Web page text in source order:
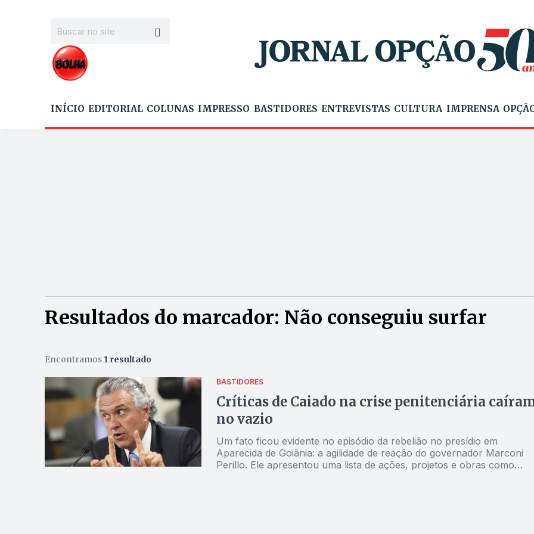
INÍCIO EDITORIAL COLUNAS IMPRESSO BASTIDORES ENTREVISTAS CULTURA IMPRENSA
Resultados do marcador: Não conseguiu surfar
Encontramos 1 resultado
BASTIDORES
Críticas de Caiado na crise penitenciária
no vazio
Um fato ficou evidente no episódio da rebelião no presídio em
Aparecida de Goiânia: a agilidade de reação do governador Marconi
Perillo. Ele apresentou uma lista de ações, projetos e obras como